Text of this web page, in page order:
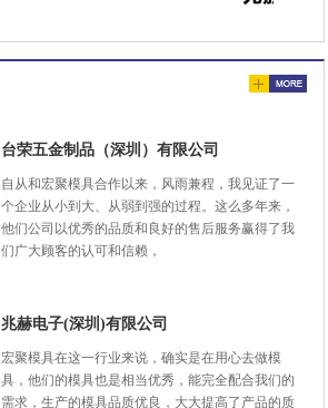
台荣五金制品（深圳）有限公司
自从和宏聚模具合作以来，风雨兼程，我见证了一
个企业从小到大、从弱到强的过程。这么多年来，
他们公司以优秀的品质和良好的售后服务赢得了我
们广大顾客的认可和信赖，
兆赫电子(深圳)有限公司
宏聚模具在这一行业来说，确实是在用心去做模
具，他们的模具也是相当优秀，能完全配合我们的
需求，生产的模具品质优良，大大提高了产品的质